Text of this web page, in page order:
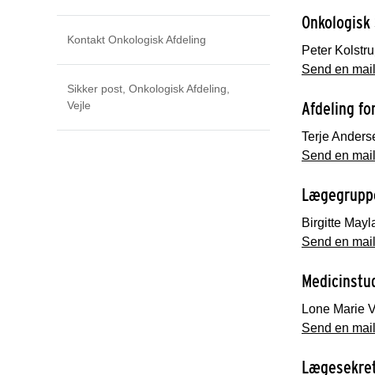
Kontakt Onkologisk Afdeling
Sikker post, Onkologisk Afdeling,
Vejle
Peter
Send en
Afdeling
Terje
Send en
Birgitte
Send en
Lone Marie
Send en